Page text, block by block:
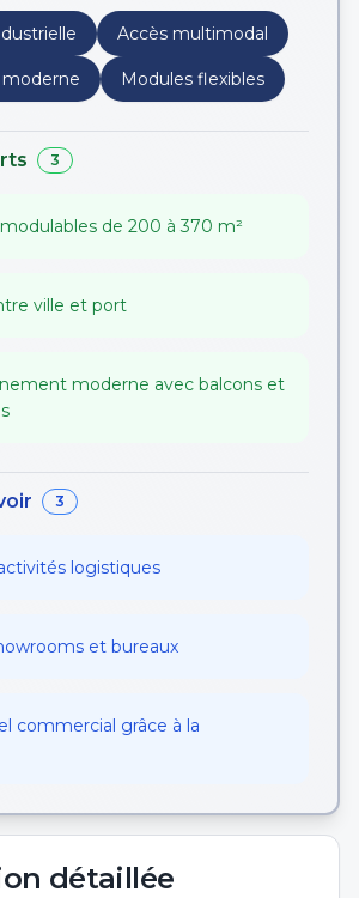
Accès multimodal
Modules flexibles
3
de 200 à 370 m²
ville et port
moderne avec balcons et
3
logistiques
et bureaux
commercial grâce à la
détaillée